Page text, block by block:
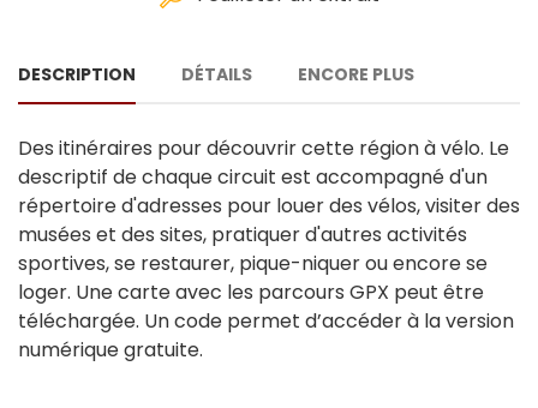
DESCRIPTION DÉTAILS ENCORE PLUS
Des itinéraires pour découvrir cette région à vélo. Le
descriptif de chaque circuit est accompagné d'un
répertoire d'adresses pour louer des vélos, visiter des
musées et des sites, pratiquer d'autres activités
sportives, se restaurer, pique-niquer ou encore se
loger. Une carte avec les parcours GPX peut être
téléchargée. Un code permet d’accéder à la version
numérique gratuite.